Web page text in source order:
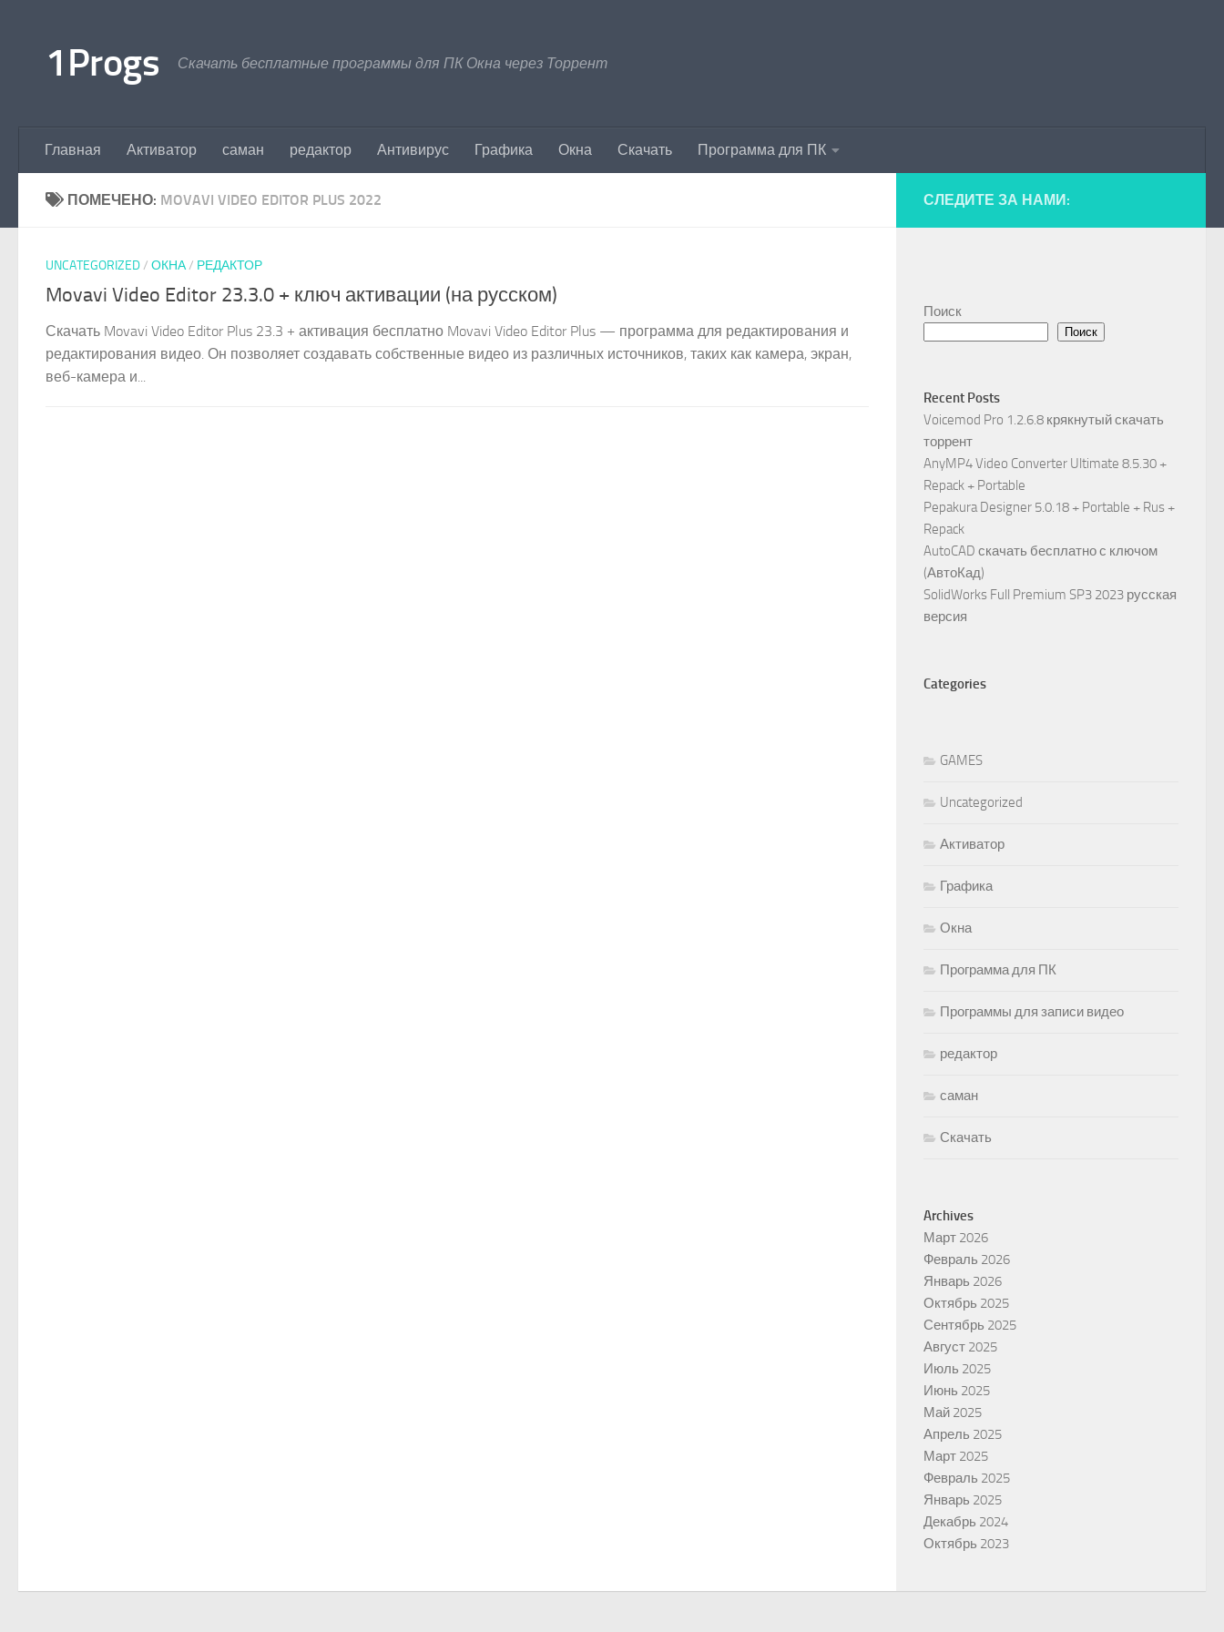
1Progs Скачать бесплатные программы для ПК Окна через Торрент
Главная Активатор саман редактор Антивирус Графика Окна Скачать Программа для ПК
ПОМЕЧЕНО: MOVAVI VIDEO EDITOR PLUS 2022
UNCATEGORIZED/ ОКНА/ РЕДАКТОР
Movavi Video Editor 23.3.0 + ключ активации (на русском)
Скачать Movavi Video Editor Plus 23.3 + активация бесплатно Movavi Video Editor Plus — программа для редактирования и
редактирования видео. Он позволяет создавать собственные видео из различных источников, таких как камера, экран,
веб-камера и...
СЛЕДИТЕ ЗА НАМИ:
Поиск
Поиск
Recent Posts
Voicemod Pro 1.2.6.8 крякнутый скачать
торрент
AnyMP4 Video Converter Ultimate 8.5.30 +
Repack + Portable
Pepakura Designer 5.0.18 + Portable + Rus +
Repack
AutoCAD скачать бесплатно с ключом
(АвтоКад)
SolidWorks Full Premium SP3 2023 русская
версия
Categories
GAMES
Uncategorized
Активатор
Графика
Окна
Программа для ПК
Программы для записи видео
редактор
саман
Скачать
Archives
Март 2026
Февраль 2026
Январь 2026
Октябрь 2025
Сентябрь 2025
Август 2025
Июль 2025
Июнь 2025
Май 2025
Апрель 2025
Март 2025
Февраль 2025
Январь 2025
Декабрь 2024
Октябрь 2023